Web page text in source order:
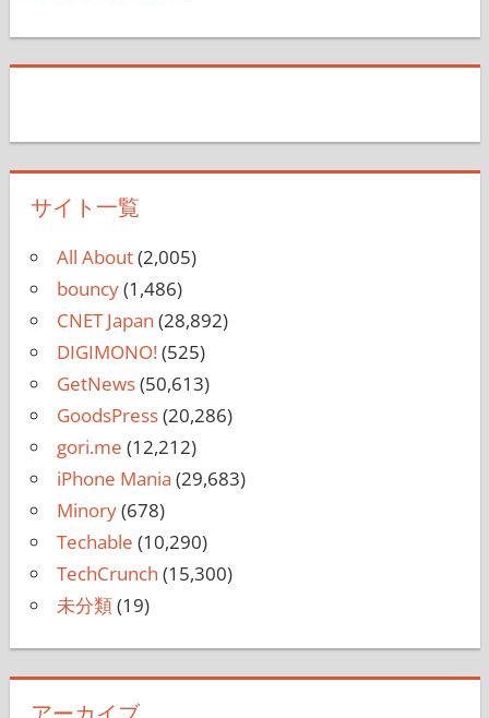
サイト一覧
All About(2,005)
bouncy(1,486)
CNET Japan (28,892)
DIGIMONO!(525)
GetNews(50,613)
GoodsPress(20,286)
gori.me (12,212)
iPhone Mania (29,683)
Minory(678)
Techable (10,290)
TechCrunch (15,300)
未分類(19)